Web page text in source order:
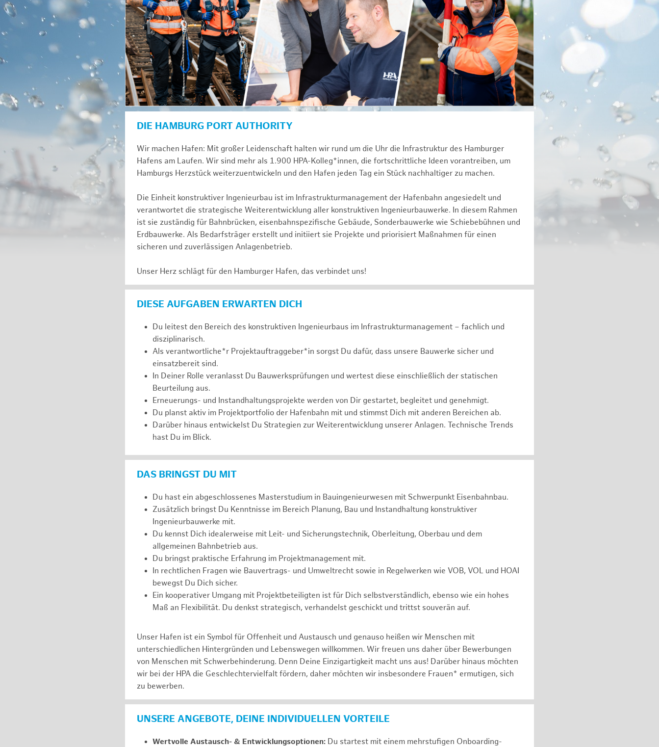
DIE HAMBURG PORT AUTHORITY
Wir machen Hafen: Mit großer Leidenschaft halten wir rund um die Uhr die Infrastruktur des Hamburger
Hafens am Laufen. Wir sind mehr als 1.900 HPA-Kolleg*innen, die fortschrittliche Ideen vorantreiben, um
Hamburgs Herzstück weiterzuentwickeln und den Hafen jeden Tag ein Stück nachhaltiger zu machen.
Die Einheit konstruktiver Ingenieurbau ist im Infrastrukturmanagement der Hafenbahn angesiedelt und
verantwortet die strategische Weiterentwicklung aller konstruktiven Ingenieurbauwerke. In diesem Rahmen
ist sie zuständig für Bahnbrücken, eisenbahnspezifische Gebäude, Sonderbauwerke wie Schiebebühnen und
Erdbauwerke. Als Bedarfsträger erstellt und initiiert sie Projekte und priorisiert Maßnahmen für einen
sicheren und zuverlässigen Anlagenbetrieb.
Unser Herz schlägt für den Hamburger Hafen, das verbindet uns!
DIESE AUFGABEN ERWARTEN DICH
Du leitest den Bereich des konstruktiven Ingenieurbaus im Infrastrukturmanagement – fachlich und
disziplinarisch.
Als verantwortliche*r Projektauftraggeber*in sorgst Du dafür, dass unsere Bauwerke sicher und
einsatzbereit sind.
In Deiner Rolle veranlasst Du Bauwerksprüfungen und wertest diese einschließlich der statischen
Beurteilung aus.
Erneuerungs- und Instandhaltungsprojekte werden von Dir gestartet, begleitet und genehmigt.
Du planst aktiv im Projektportfolio der Hafenbahn mit und stimmst Dich mit anderen Bereichen ab.
Darüber hinaus entwickelst Du Strategien zur Weiterentwicklung unserer Anlagen. Technische Trends
hast Du im Blick.
DAS BRINGST DU MIT
Du hast ein abgeschlossenes Masterstudium in Bauingenieurwesen mit Schwerpunkt Eisenbahnbau.
Zusätzlich bringst Du Kenntnisse im Bereich Planung, Bau und Instandhaltung konstruktiver
Ingenieurbauwerke mit.
Du kennst Dich idealerweise mit Leit- und Sicherungstechnik, Oberleitung, Oberbau und dem
allgemeinen Bahnbetrieb aus.
Du bringst praktische Erfahrung im Projektmanagement mit.
In rechtlichen Fragen wie Bauvertrags- und Umweltrecht sowie in Regelwerken wie VOB, VOL und HOAI
bewegst Du Dich sicher.
Ein kooperativer Umgang mit Projektbeteiligten ist für Dich selbstverständlich, ebenso wie ein hohes
Maß an Flexibilität. Du denkst strategisch, verhandelst geschickt und trittst souverän auf.
Unser Hafen ist ein Symbol für Offenheit und Austausch und genauso heißen wir Menschen mit
unterschiedlichen Hintergründen und Lebenswegen willkommen. Wir freuen uns daher über Bewerbungen
von Menschen mit Schwerbehinderung. Denn Deine Einzigartigkeit macht uns aus! Darüber hinaus möchten
wir bei der HPA die Geschlechtervielfalt fördern, daher möchten wir insbesondere Frauen* ermutigen, sich
zu bewerben.
UNSERE ANGEBOTE, DEINE INDIVIDUELLEN VORTEILE
Wertvolle Austausch- & Entwicklungsoptionen: Du startest mit einem mehrstufigen Onboarding-